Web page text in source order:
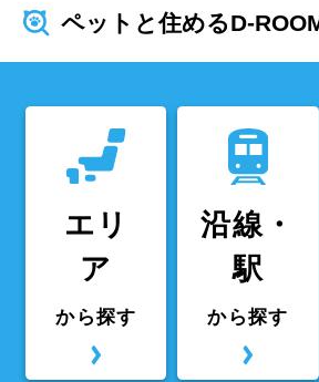
ペットと住めるD-
エリ
ア
から探す
沿線・
駅
から探す